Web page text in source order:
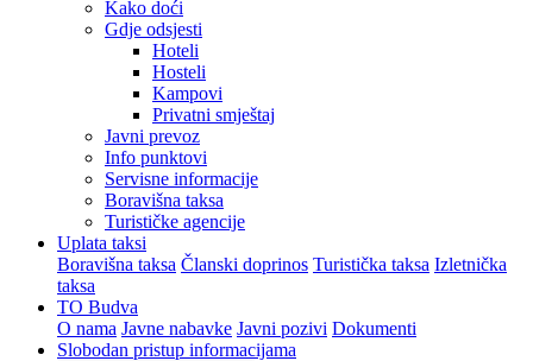
Kako doći
Gdje odsjesti
Hoteli
Hosteli
Kampovi
Privatni smještaj
Javni prevoz
Info punktovi
Servisne informacije
Boravišna taksa
Turističke agencije
Uplata taksi
Boravišna taksa Članski doprinos Turistička taksa Izletnička
taksa
TO Budva
O nama Javne nabavke Javni pozivi Dokumenti
Slobodan pristup informacijama